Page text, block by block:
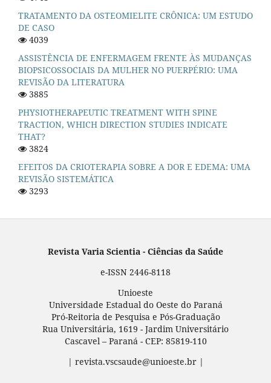
TRATAMENTO DA OSTEOMIELITE CRÔNICA: UM ESTUDO
DE CASO
4039
ASSISTÊNCIA DE ENFERMAGEM FRENTE ÀS MUDANÇAS
BIOPSICOSSOCIAIS DA MULHER NO PUERPÉRIO: UMA
REVISÃO DA LITERATURA
3885
PHYSIOTHERAPEUTIC TREATMENT WITH SPINE
TRACTION, WHICH DIRECTION STUDIES INDICATE
THAT?
3824
EFEITOS DA CRIOTERAPIA SOBRE A DOR E EDEMA: UMA
REVISÃO SISTEMÁTICA
3293
Revista Varia Scientia - Ciências da Saúde
e-ISSN 2446-8118
Unioeste
Universidade Estadual do Oeste do Paraná
Pró-Reitoria de Pesquisa e Pós-Graduação
Rua Universitária, 1619 - Jardim Universitário
Cascavel – Paraná - CEP: 85819-110
| revista.vscsaude@unioeste.br |